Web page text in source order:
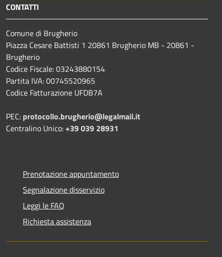
CONTATTI
Comune di Brugherio
Piazza Cesare Battisti 1 20861 Brugherio MB - 20861 -
Brugherio
Codice Fiscale: 03243880154
Partita IVA: 00745520965
Codice Fatturazione UFDB7A
PEC: protocollo.brugherio@legalmail.it
Centralino Unico:+39 039 28931
Prenotazione appuntamento
Segnalazione disservizio
Leggi le FAQ
Richiesta assistenza